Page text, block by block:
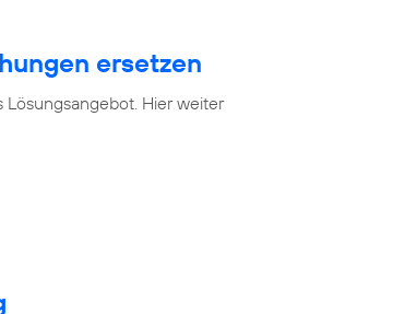
ersetzen
Hier weiter